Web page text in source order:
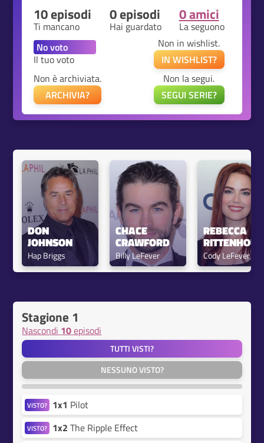
10 episodi
Ti mancano
0 episodi
Hai guardato
0 amici
La seguono
Il tuo voto
Non in wishlist.
IN WISHLIST?
Non è archiviata.
ARCHIVIA?
Non la segui.
SEGUI SERIE?
DON
JOHNSON
Hap Briggs
CHACE
CRAWFORD
Billy LeFever
REBECCA
Cody LeFever
Stagione 1
Nascondi 10episodi
TUTTI VISTI?
NESSUNO VISTO?
VISTO? 1x1 Pilot
VISTO? 1x2 The Ripple Effect